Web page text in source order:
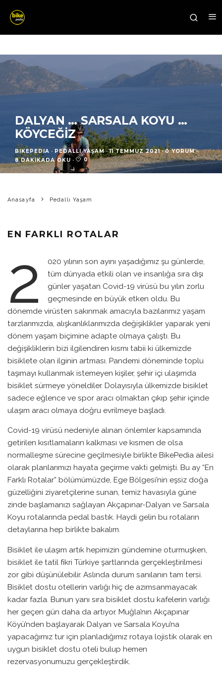
DALYAN … SARSALA KOYU …
KÖYCEĞIZ
BIKEPEDIA · PEDALLI YAŞAM · 11 TEMMUZ 2021 · 0 YORUM ·
8 DAKIKADA OKU · 0
Anasayfa Pedallı Yaşam
EN FARKLI ROTALAR
2
020 yılının son ayını yaşadığımız şu günlerde,
tüm dünyada etkili olan ve insanlığa sıra dışı
günler yaşatan Covid-19 virüsü bu yılın zorlu
geçmesinde en büyük etken oldu. Bu
dönemde virüsten sakınmak amacıyla bazılarımız yaşam
tarzlarımızda, alışkanlıklarımızda değişiklikler yaparak yeni
dönem yaşam biçimine adapte olmaya çalıştı. Bu
değişikliklerin bizi ilgilendiren kısmı tabii ki ülkemizde
bisiklete olan ilginin artması. Pandemi döneminde toplu
taşımayı kullanmak istemeyen kişiler, şehir içi ulaşımda
bisiklet sürmeye yöneldiler. Dolayısıyla ülkemizde bisiklet
sadece eğlence ve spor aracı olmaktan çıkıp şehir içinde
ulaşım aracı olmaya doğru evrilmeye başladı.
Covid-19 virüsü nedeniyle alınan önlemler kapsamında
getirilen kısıtlamaların kalkması ve kısmen de olsa
normalleşme sürecine geçilmesiyle birlikte BikePedia ailesi
olarak planlarımızı hayata geçirme vakti gelmişti. Bu ay “En
Farklı Rotalar” bölümümüzde, Ege Bölgesi’nin eşsiz doğa
güzelliğini ziyaretçilerine sunan, temiz havasıyla güne
zinde başlamanızı sağlayan Akçapınar-Dalyan ve Sarsala
Koyu rotalarında pedal bastık. Haydi gelin bu rotaların
detaylarına hep birlikte bakalım.
Bisiklet ile ulaşım artık hepimizin gündemine oturmuşken,
bisiklet ile tatil fikri Türkiye şartlarında gerçekleştirilmesi
zor gibi düşünülebilir. Aslında durum sanılanın tam tersi.
Bisiklet dostu otellerin varlığı hiç de azımsanmayacak
kadar fazla. Bunun yanı sıra bisiklet dostu kafelerin varlığı
her geçen gün daha da artıyor. Muğla’nın Akçapınar
Köyü’nden başlayarak Dalyan ve Sarsala Koyu’na
yapacağımız tur için planladığımız rotaya lojistik olarak en
uygun bisiklet dostu oteli bulup hemen
rezervasyonumuzu gerçekleştirdik.